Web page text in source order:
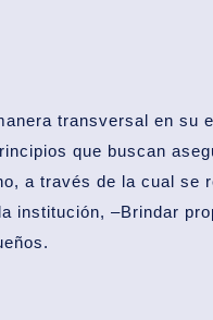
transversal en
que buscan
a través de la cual
institución, –Brindar